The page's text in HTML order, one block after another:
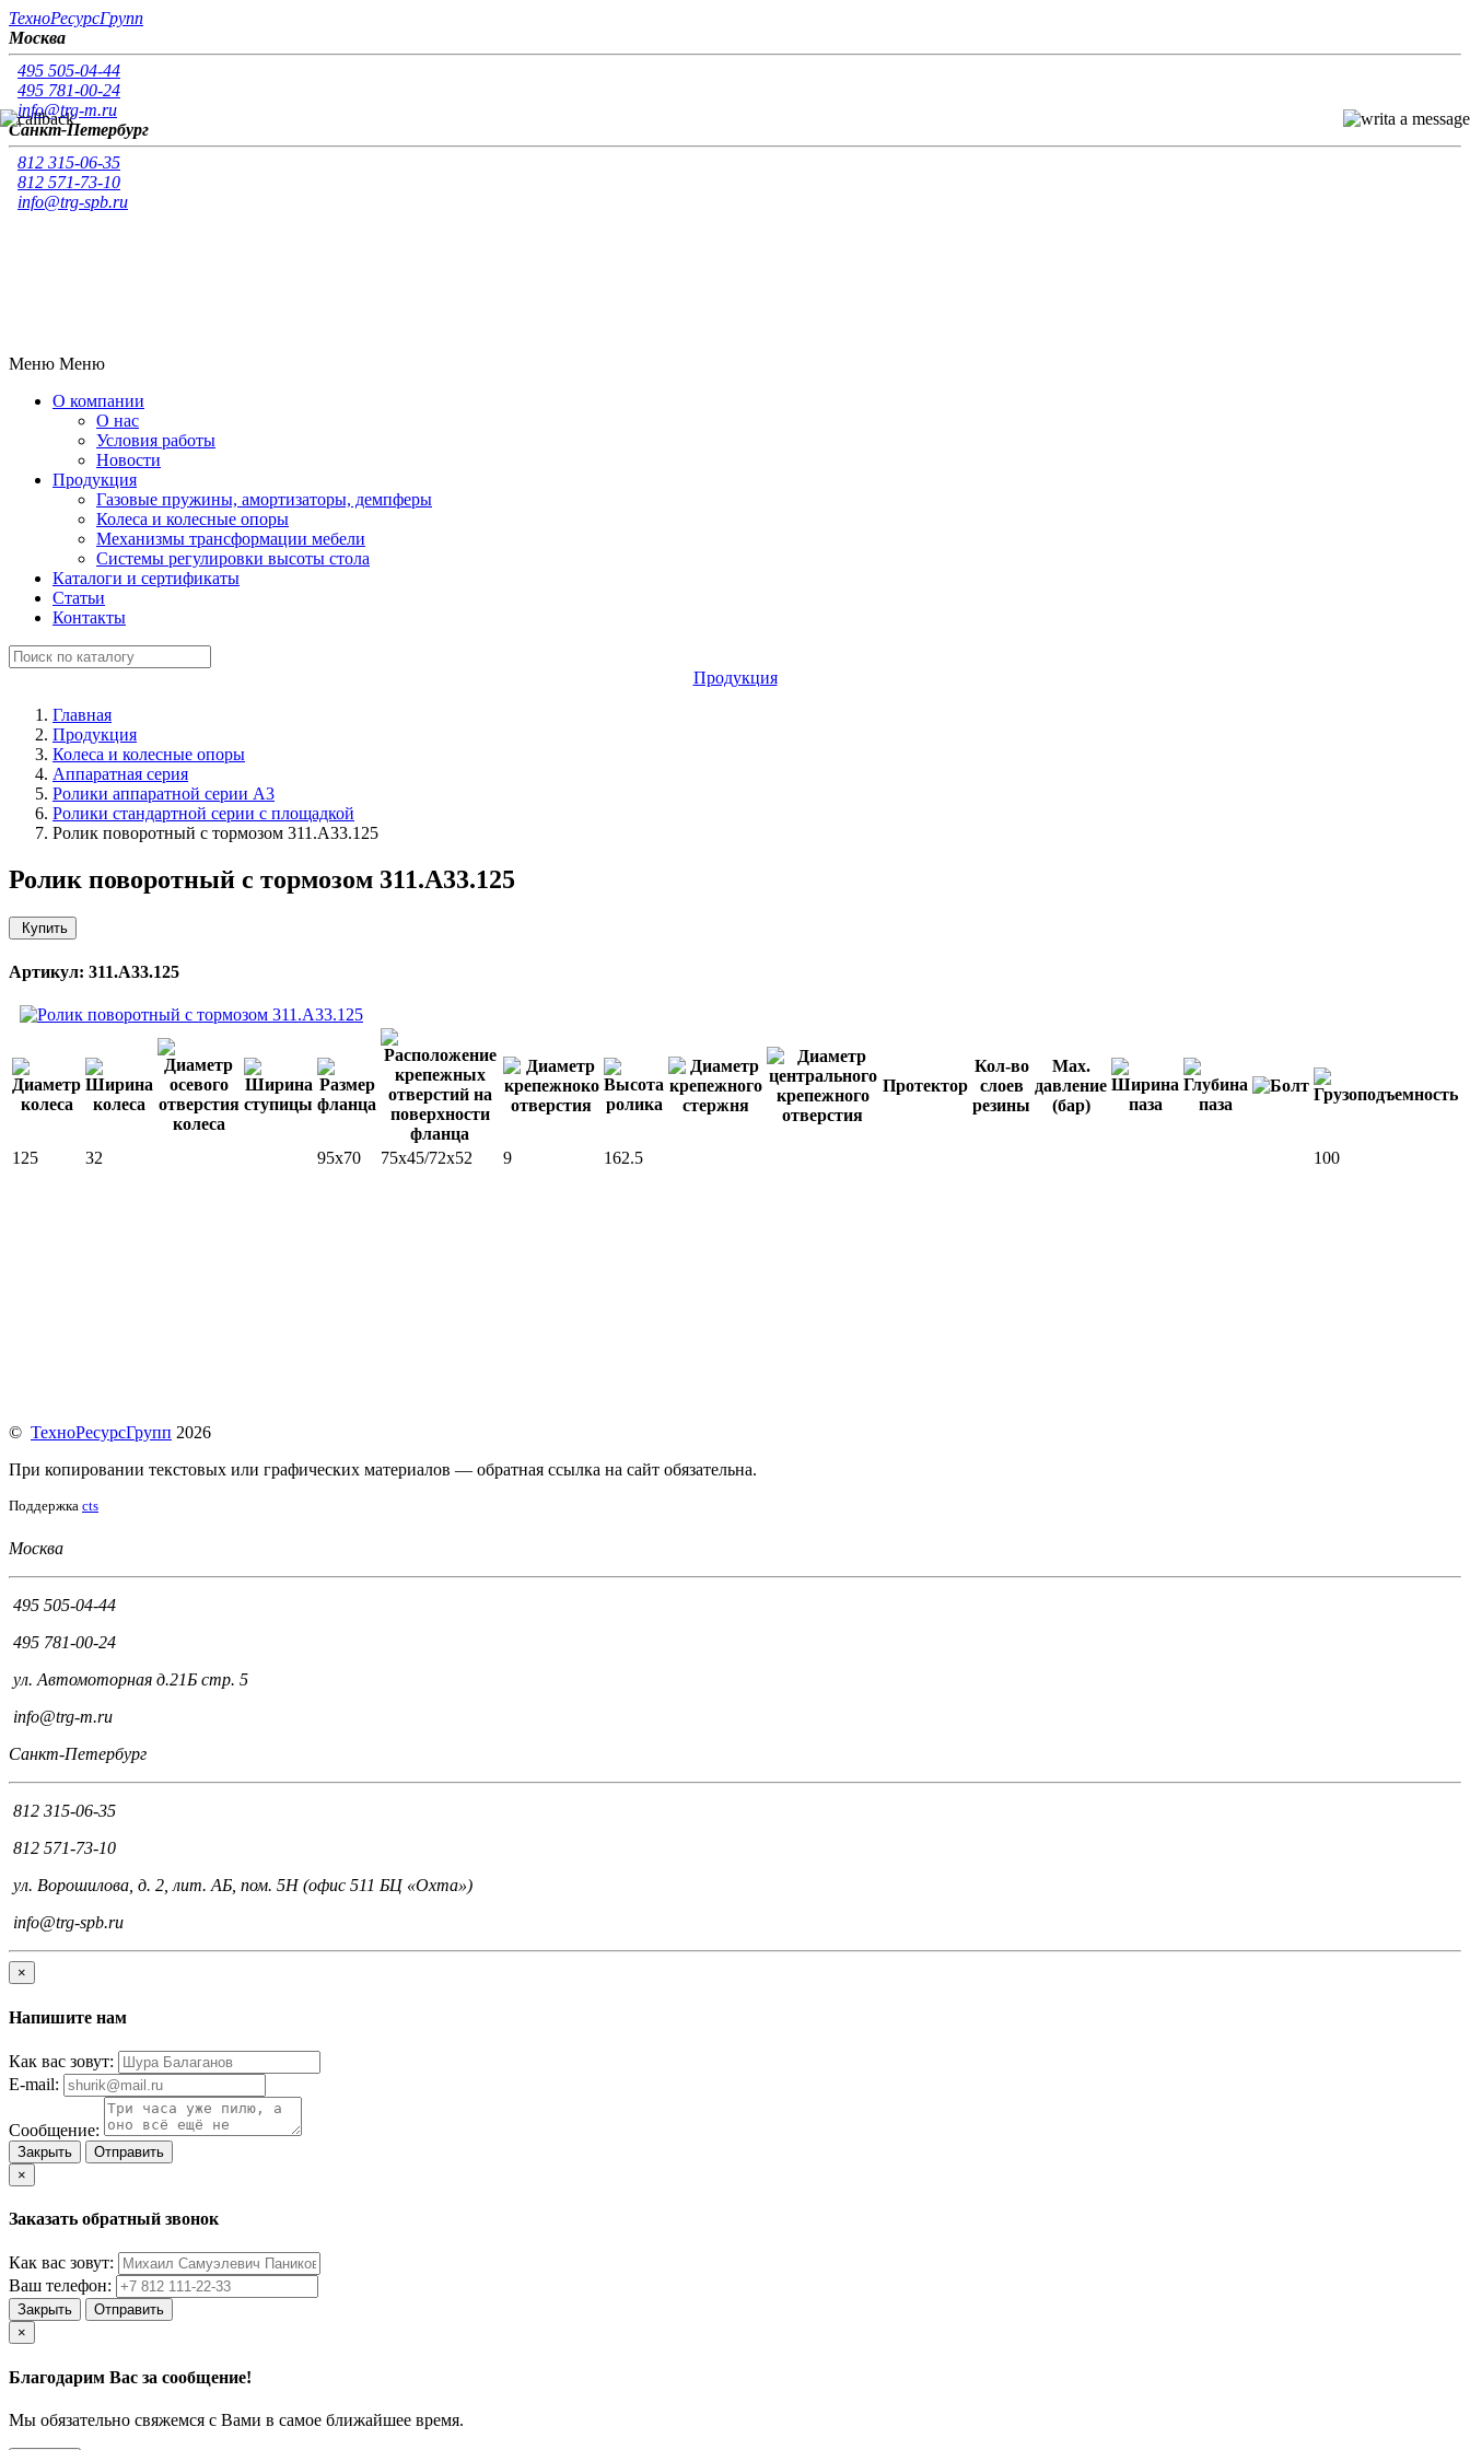
ТехноРесурсГрупп
Москва
495 505-04-44
495 781-00-24
info@trg-m.ru
Санкт-Петербург
812 315-06-35
812 571-73-10
info@trg-spb.ru
Меню Меню
О компании
О нас
Условия работы
Новости
Продукция
Газовые пружины, амортизаторы, демпферы
Колеса и колесные опоры
Механизмы трансформации мебели
Системы регулировки высоты стола
Каталоги и сертификаты
Статьи
Контакты
Продукция
Главная
Продукция
Колеса и колесные опоры
Аппаратная серия
Ролики аппаратной серии A3
Ролики стандартной серии с площадкой
Ролик поворотный с тормозом 311.A33.125
Ролик поворотный с тормозом 311.A33.125
Купить
Артикул: 311.A33.125
Протектор
Кол-во
слоев
резины
Мах.
давление
(бар)
125 32 95x70 75х45/72х52 9 162.5 100
© ТехноРесурсГрупп 2026
При копировании текстовых или графических материалов — обратная ссылка на сайт обязательна.
Поддержка cts
Москва
495 505-04-44
495 781-00-24
ул. Автомоторная д.21Б стр. 5
info@trg-m.ru
Санкт-Петербург
812 315-06-35
812 571-73-10
ул. Ворошилова, д. 2, лит. АБ, пом. 5Н (офис 511 БЦ «Охта»)
info@trg-spb.ru
×
Напишите нам
Как вас зовут:
E-mail:
Сообщение:
Закрыть
Отправить
×
Заказать обратный звонок
Как вас зовут:
Ваш телефон:
Закрыть
Отправить
×
Благодарим Вас за сообщение!
Мы обязательно свяжемся с Вами в самое ближайшее время.